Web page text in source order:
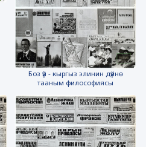
Боз үй - кыргыз элинин дүйнө
тааным философиясы